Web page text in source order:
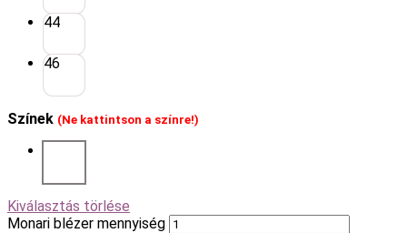
44
46
Színek (Ne kattintson a színre!)
Kiválasztás törlése
Monari blézer mennyiség